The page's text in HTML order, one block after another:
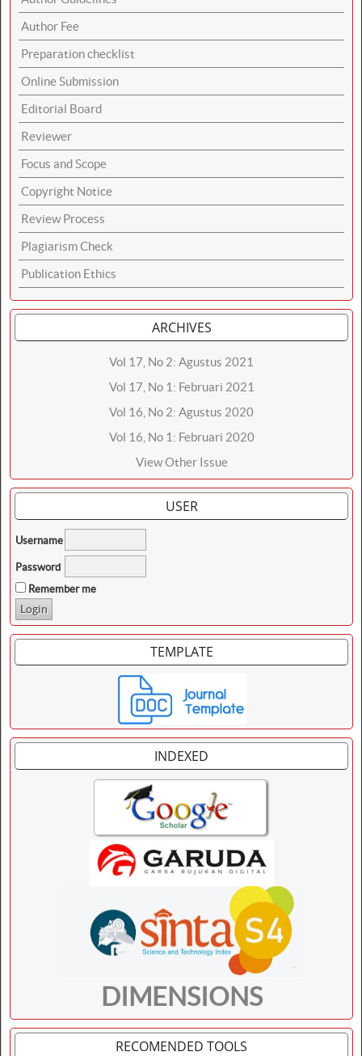
Author Fee
Preparation checklist
Online Submission
Editorial Board
Reviewer
Focus and Scope
Copyright Notice
Review Process
Plagiarism Check
Publication Ethics
ARCHIVES
Vol 17, No 2: Agustus 2021
Vol 17, No 1: Februari 2021
Vol 16, No 2: Agustus 2020
Vol 16, No 1: Februari 2020
View Other Issue
USER
Username
Password
Remember me
TEMPLATE
INDEXED
DIMENSIONS
RECOMENDED TOOLS